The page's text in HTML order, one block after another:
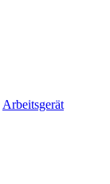
Arbeitsgerät